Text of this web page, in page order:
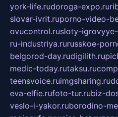
york-life.rudoroga-expo.ru
slovar-ivrit.ruporno-video-
ovucontrol.rusloty-
ru-industriya.rurusskoe-
belgorod-day.rudigilith.ru
medic-today.rutaksu.ru
teensvoice.ruimgsharing.ru
eva-elfie.rufoto-tur.rubiz-
veslo-i-yakor.ruborodino-